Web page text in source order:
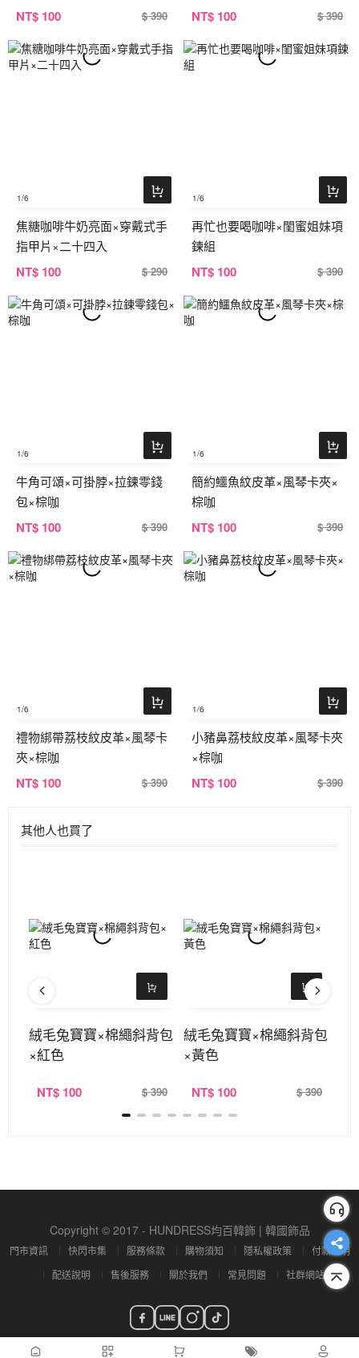
NT$ 100 $ 390 NT$ 100 $ 390
1/6
焦糖咖啡牛奶亮面×穿戴式手
指甲片×二十四入
NT$ 100 $ 290
1/6
再忙也要喝咖啡×閨蜜姐妹項
鍊組
NT$ 100 $ 390
1/6
牛角可頌×可掛脖×拉鍊零錢
包×棕咖
NT$ 100 $ 390
1/6
簡約鱷魚紋皮革×風琴卡夾×
棕咖
NT$ 100 $ 390
1/6
禮物綁帶荔枝紋皮革×風琴卡
夾×棕咖
NT$ 100 $ 390
1/6
小豬鼻荔枝紋皮革×風琴卡夾
×棕咖
NT$ 100 $ 390
其他人也買了
絨毛兔寶寶×棉繩斜背包
×紅色
NT$ 100 $ 390
絨毛兔寶寶×棉繩斜背包
×黃色
NT$ 100 $ 390
Copyright © 2017 - HUNDRESS均百韓飾 | 韓國飾品
門市資訊 快閃市集 服務條款 購物須知 隱私權政策
付款說明
配送說明
售後服務 關於我們 常見問題 社群網站